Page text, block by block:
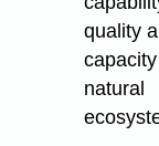
quality
natural